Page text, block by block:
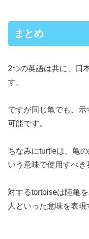
まとめ
2つの英語は共に、日
す。
ですが同じ亀でも、
可能です。
ちなみにturtleは、亀
いう意味で使用すべき
対するtortoiseは陸亀
人といった意味を表